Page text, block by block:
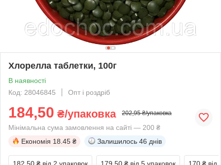
Хлорелла таблетки, 100г
В наявності
Код: 28046845
Опт і роздріб
184,50 ₴/упаковка 202,95 ₴/упаковка
Мінімальна сума замовлення на сайті — 200 ₴
Економія 18.45 ₴ Залишилось 46 днів
182,50 ₴ від 2 упаковок 179,50 ₴ від 5 упаковок 170 ₴ від